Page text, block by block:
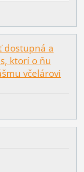
dostupná a
ktorí o ňu
včelárovi